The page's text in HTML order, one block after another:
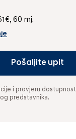
60 mj.
Pošaljite upit
i provjeru
predstavnika.